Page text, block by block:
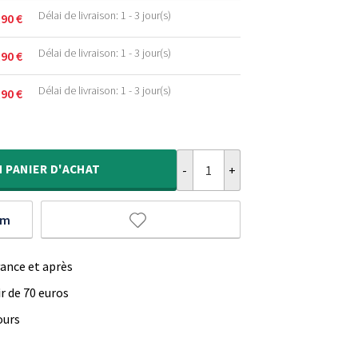
€ Délai de livraison: 1 - 3 jour(s)
€ Délai de livraison: 1 - 3 jour(s)
€ Délai de livraison: 1 - 3 jour(s)
PANIER D'ACHAT
et après
70 euros